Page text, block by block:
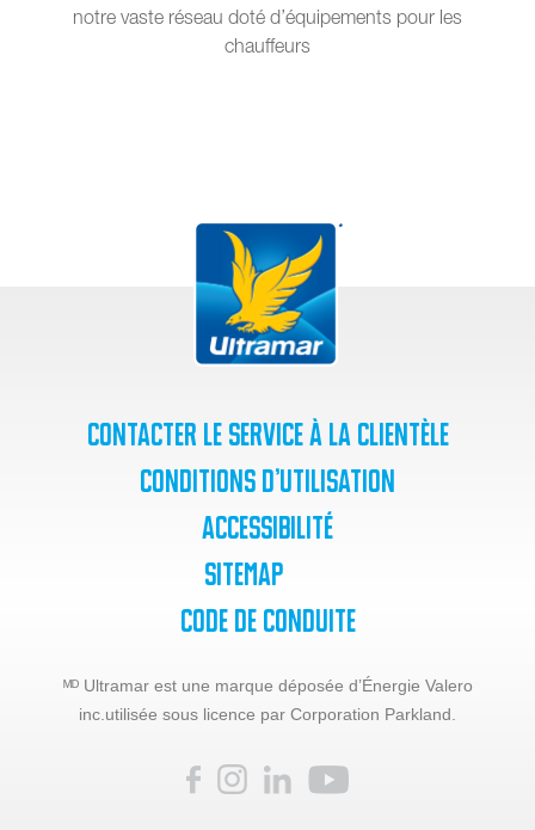
notre vaste réseau doté d’équipements pour les
chauffeurs
Contacter le service à la clientèle
Conditions d’utilisation
Accessibilité
SiteMap
Code de Conduite
ᴹᴰ Ultramar est une marque déposée d’Énergie Valero
inc. utilisée sous licence par Corporation Parkland.